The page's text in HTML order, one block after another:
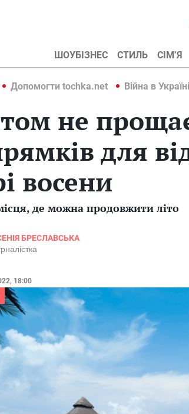
ШОУБІЗНЕС СТИЛЬ СІМ’Я
Допомогти tochka.net Війна в
не
для
восени
де можна продовжити літо
БРЕСЛАВСЬКА
18:00